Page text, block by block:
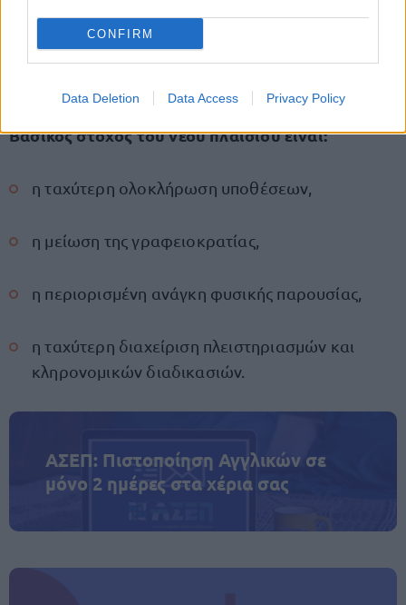
CONFIRM
Data Deletion Data Access Privacy Policy
Οι αλλαγές εντάσσονται στη συνολική προσπάθεια
Βασικός στόχος του νέου πλαισίου είναι:
η ταχύτερη ολοκλήρωση υποθέσεων,
η μείωση της γραφειοκρατίας,
η περιορισμένη ανάγκη φυσικής παρουσίας,
η ταχύτερη διαχείριση πλειστηριασμών και
κληρονομικών διαδικασιών.
ΑΣΕΠ: Πιστοποίηση Αγγλικών σε
μόνο 2 ημέρες στα χέρια σας